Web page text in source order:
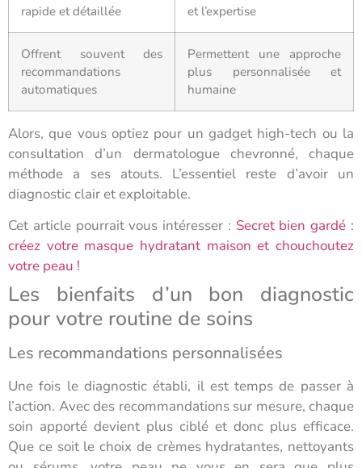
rapide et détaillée
et l’expertise
Offrent souvent des
recommandations
automatiques
Permettent une approche
plus personnalisée et
humaine
Alors, que vous optiez pour un gadget high-tech ou la
consultation d’un dermatologue chevronné, chaque
méthode a ses atouts. L’essentiel reste d’avoir un
diagnostic clair et exploitable.
Cet article pourrait vous intéresser : Secret bien gardé :
créez votre masque hydratant maison et chouchoutez
votre peau !
Les bienfaits d’un bon diagnostic
pour votre routine de soins
Les recommandations personnalisées
Une fois le diagnostic établi, il est temps de passer à
l’action. Avec des recommandations sur mesure, chaque
soin apporté devient plus ciblé et donc plus efficace.
Que ce soit le choix de crèmes hydratantes, nettoyants